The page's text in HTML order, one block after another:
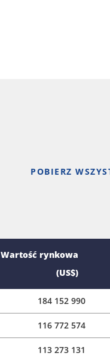
POBIERZ
Wartość rynkowa
(US$)
184 152 990
116 772 574
113 273 131